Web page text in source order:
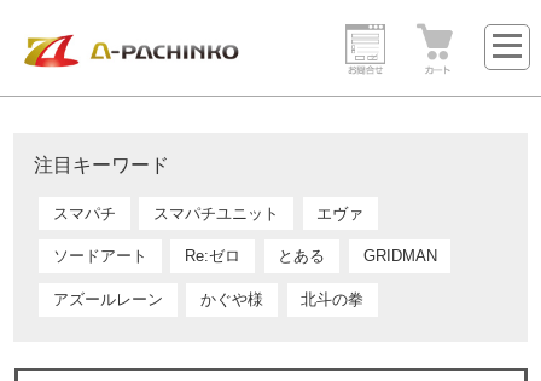
注目キーワード
スマパチ スマパチユニット エヴァ
ソードアート Re:ゼロ とある GRIDMAN
アズールレーン かぐや様 北斗の拳